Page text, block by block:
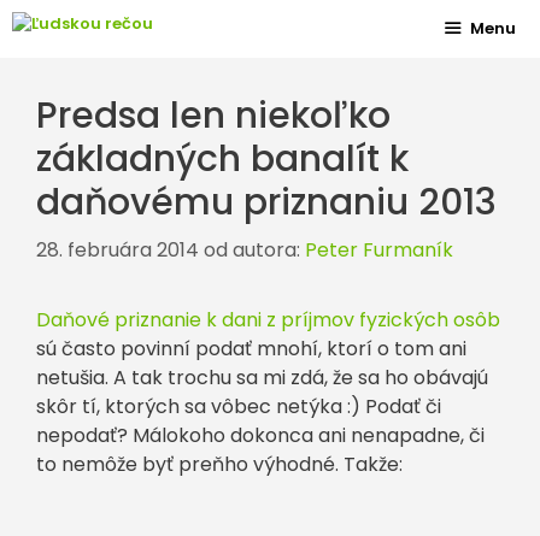
Preskočiť
Menu
Predsa len niekoľko
základných banalít k
daňovému priznaniu 2013
28. februára 2014 od autora: Peter Furmaník
Daňové priznanie k dani z príjmov fyzických osôb
sú často povinní podať mnohí, ktorí o tom ani
netušia. A tak trochu sa mi zdá, že sa ho obávajú
skôr tí, ktorých sa vôbec netýka :) Podať či
nepodať? Málokoho dokonca ani nenapadne, či
to nemôže byť preňho výhodné. Takže: